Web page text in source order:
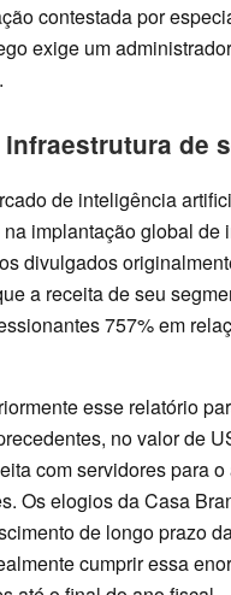
contestada por
exige um
de
de inteligência
implantação global de
divulgados
a receita de seu
757% em
esse relatório
no valor de
com servidores para
Os elogios da Casa
de longo prazo
cumprir essa